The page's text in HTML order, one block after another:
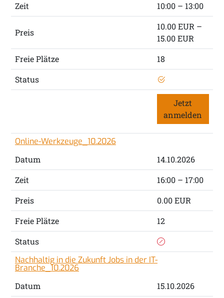
Zeit
10:00 – 13:00
Preis
10.00 EUR –
15.00 EUR
Freie Plätze
18
Status
Jetzt
anmelden
Online-Werkzeuge_10.2026
Datum
14.10.2026
Zeit
16:00 – 17:00
Preis
0.00 EUR
Freie Plätze
12
Status
Nachhaltig in die Zukunft Jobs in der IT-
Branche_10.2026
Datum
15.10.2026